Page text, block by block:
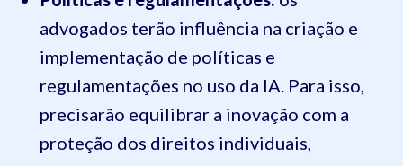
advogados terão influência na criação e
implementação de políticas e
regulamentações no uso da IA. Para isso,
precisarão equilibrar a inovação com a
proteção dos direitos individuais,